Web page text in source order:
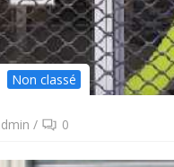
Non classé
/ 0